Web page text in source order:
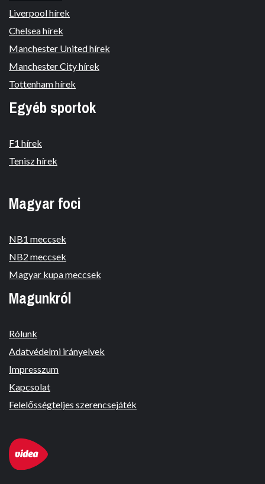
Liverpool hírek
Chelsea hírek
Manchester United hírek
Manchester City hírek
Tottenham hírek
Egyéb sportok
F1 hírek
Tenisz hírek
Magyar foci
NB1 meccsek
NB2 meccsek
Magyar kupa meccsek
Magunkról
Rólunk
Adatvédelmi irányelvek
Impresszum
Kapcsolat
Felelősségteljes szerencsejáték